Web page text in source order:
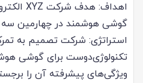
گوشی هوشمند در چهارمین
استراتژی: شرکت تصمیم به
تکنولوژی‌دوست برای گوشی
ویژگی‌های پیشرفته آن را